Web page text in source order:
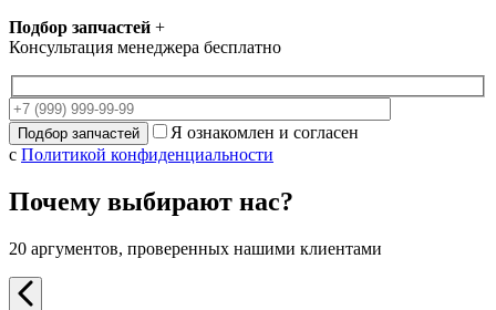
Подбор запчастей +
Консультация менеджера бесплатно
Я ознакомлен и согласен
с Политикой конфиденциальности
Почему выбирают нас?
20 аргументов, проверенных нашими клиентами